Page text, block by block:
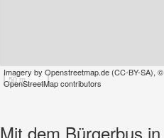
50 m
Imagery by Openstreetmap.de(CC-BY-SA), ©
OpenStreetMap contributors
Mit dem Bürgerbus in